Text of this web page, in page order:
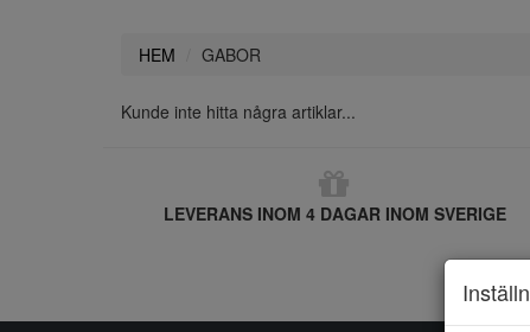
HEM GABOR
Kunde inte hitta några artiklar...
LEVERANS INOM 4 DAGAR INOM SVERIGE